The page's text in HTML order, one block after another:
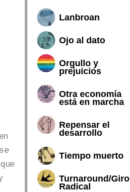
Lanbroan
Ojo al dato
Orgullo y
prejuicios
Otra economía
está en marcha
Repensar el
desarrollo
Tiempo muerto
Turnaround/Giro
Radical